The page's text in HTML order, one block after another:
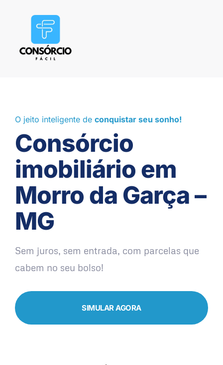
O jeito inteligente de conquistar seu sonho!
Consórcio
imobiliário em
Morro da Garça –
MG
Sem juros, sem entrada, com parcelas que
cabem no seu bolso!
SIMULAR AGORA